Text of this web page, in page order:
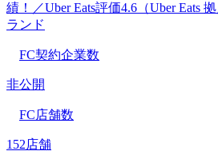
績！／Uber Eats評価4.6（Uber Eats
ランド
FC契約企業数
非公開
FC店舗数
152店舗